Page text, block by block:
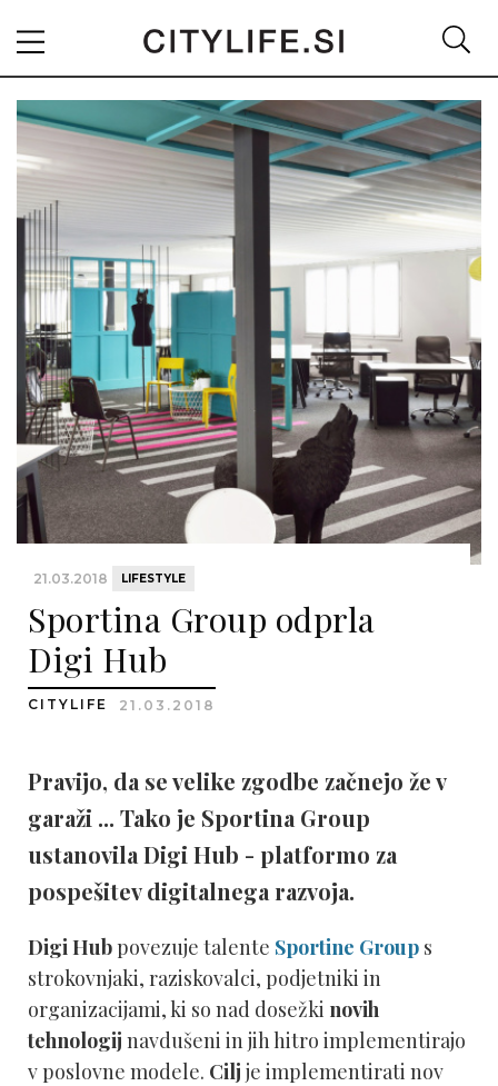
21.03.2018 LIFESTYLE
Sportina Group odprla
Digi Hub
CITYLIFE 21.03.2018
Pravijo, da se velike zgodbe začnejo že v
garaži ... Tako je Sportina Group
ustanovila Digi Hub - platformo za
pospešitev digitalnega razvoja.
Digi Hubpovezuje talente Sportine Group s
strokovnjaki, raziskovalci, podjetniki in
organizacijami, ki so nad dosežki novih
tehnologij navdušeni in jih hitro implementirajo
v poslovne modele. Cilj je implementirati nov